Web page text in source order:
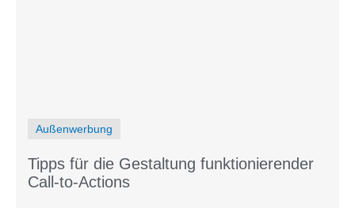
Außenwerbung
Tipps für die Gestaltung funktionierender
Call-to-Actions